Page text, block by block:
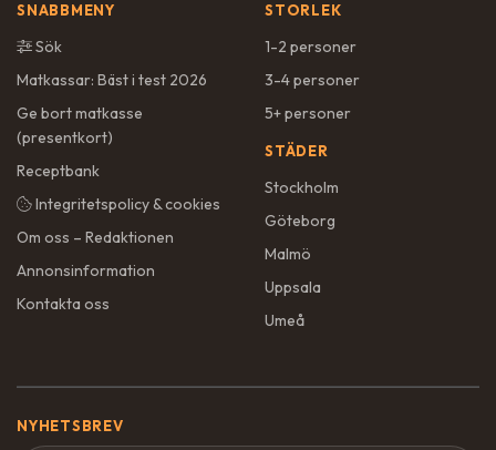
SNABBMENY
Sök
Matkassar: Bäst i test 2026
Ge bort matkasse
(presentkort)
Receptbank
Integritetspolicy & cookies
Om oss – Redaktionen
Annonsinformation
Kontakta oss
STORLEK
1-2 personer
3-4 personer
5+ personer
STÄDER
Stockholm
Göteborg
Malmö
Uppsala
Umeå
NYHETSBREV